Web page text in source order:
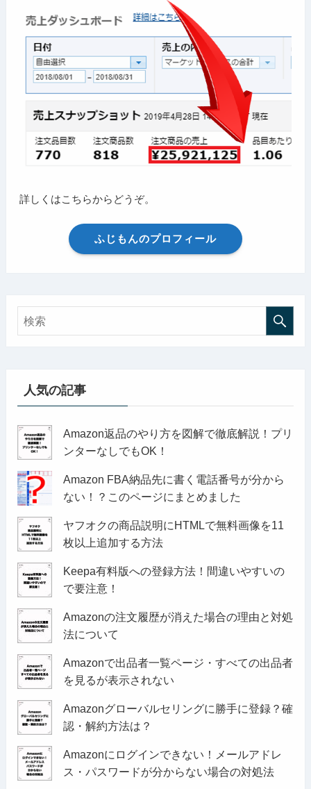
詳しくはこちらからどうぞ。
ふじもんのプロフィール
人気の記事
Amazon返品のやり方を図解で徹底解説！プリ
ンターなしでもOK！
Amazon FBA納品先に書く電話番号が分から
ない！？このページにまとめました
ヤフオクの商品説明にHTMLで無料画像を11
枚以上追加する方法
Keepa有料版への登録方法！間違いやすいの
で要注意！
Amazonの注文履歴が消えた場合の理由と対処
法について
Amazonで出品者一覧ページ・すべての出品者
を見るが表示されない
Amazonグローバルセリングに勝手に登録？確
認・解約方法は？
Amazonにログインできない！メールアドレ
ス・パスワードが分からない場合の対処法